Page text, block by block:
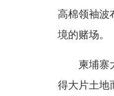
高棉领袖波
境的赌场。
柬埔寨
得大片土地